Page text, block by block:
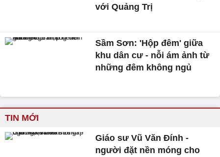
với Quảng Trị
Sầm Sơn: 'Hộp đêm' giữa
khu dân cư - nỗi ám ảnh từ
những đêm không ngủ
TIN MỚI
Giáo sư Vũ Văn Đính -
người đặt nền móng cho